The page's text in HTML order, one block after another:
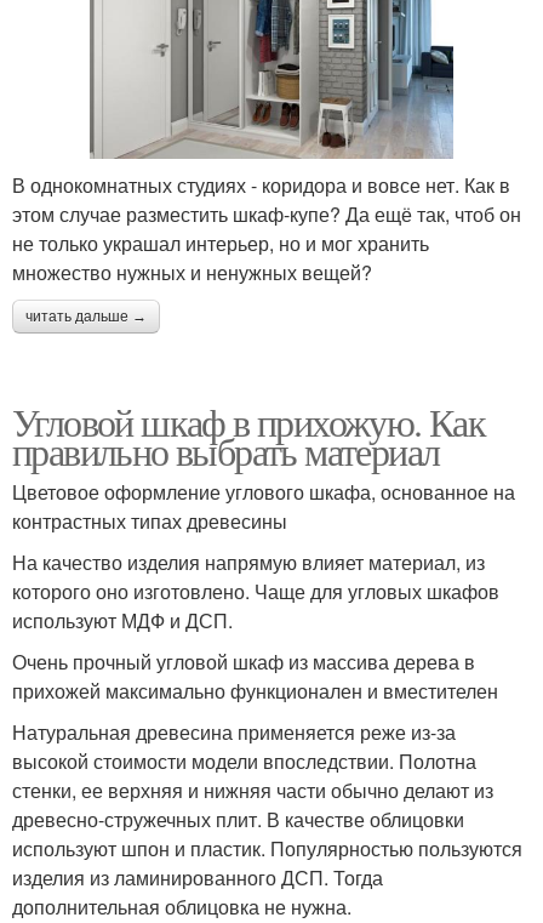
В однокомнатных студиях - коридора и вовсе нет. Как в
этом случае разместить шкаф-купе? Да ещё так, чтоб он
не только украшал интерьер, но и мог хранить
множество нужных и ненужных вещей?
читать дальше →
Угловой шкаф в прихожую. Как
правильно выбрать материал
Цветовое оформление углового шкафа, основанное на
контрастных типах древесины
На качество изделия напрямую влияет материал, из
которого оно изготовлено. Чаще для угловых шкафов
используют МДФ и ДСП.
Очень прочный угловой шкаф из массива дерева в
прихожей максимально функционален и вместителен
Натуральная древесина применяется реже из-за
высокой стоимости модели впоследствии. Полотна
стенки, ее верхняя и нижняя части обычно делают из
древесно-стружечных плит. В качестве облицовки
используют шпон и пластик. Популярностью пользуются
изделия из ламинированного ДСП. Тогда
дополнительная облицовка не нужна.